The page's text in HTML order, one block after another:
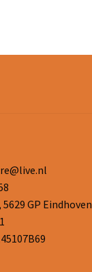
GP Eindhoven